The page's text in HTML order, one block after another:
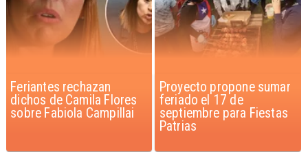
Feriantes rechazan
dichos de Camila Flores
sobre Fabiola Campillai
Proyecto propone sumar
feriado el 17 de
septiembre para Fiestas
Patrias